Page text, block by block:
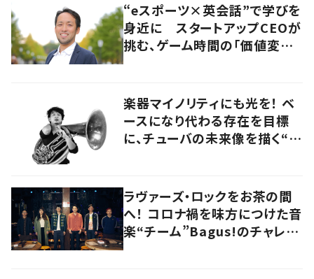
“eスポーツ×英会話”で学びを
身近に スタートアップCEOが
挑む、ゲーム時間の「価値変容」
楽器マイノリティにも光を！ ベ
ースになり代わる存在を目標
に、チューバの未来像を描く“ブ
ラヴァーズ・ロックをお茶の間
へ！ コロナ禍を味方につけた音
楽“チーム”Bagus!のチャレン